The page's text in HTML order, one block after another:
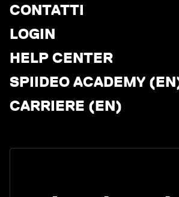
CONTATTI
LOGIN
HELP CENTER
SPIIDEO ACADEMY
CARRIERE (EN)